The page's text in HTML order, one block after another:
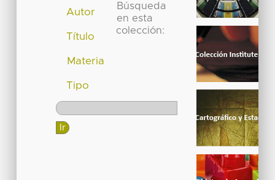
Autor
Título
Materia
Tipo
Búsqueda
en esta
colección: